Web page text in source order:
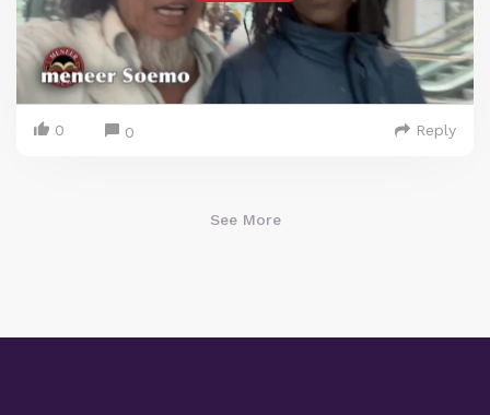
0 0 Reply
See More